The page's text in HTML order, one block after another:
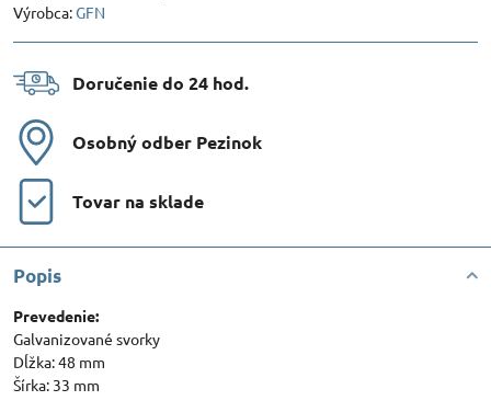
Výrobca:GFN
Doručenie do 24 hod​.
Osobný odber Pezinok
Tovar na sklade
Popis
Prevedenie:
Galvanizované svorky
Dĺžka: 48 mm
Šírka: 33 mm